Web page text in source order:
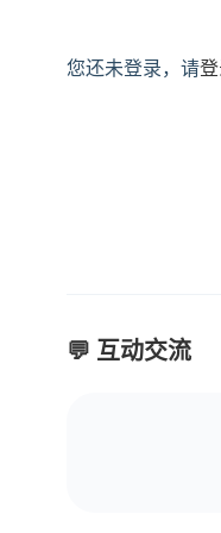
您还未登录，请
💬 互动交流